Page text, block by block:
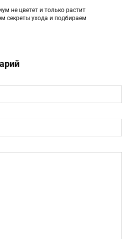
не цветет и только растит
секреты ухода и подбираем